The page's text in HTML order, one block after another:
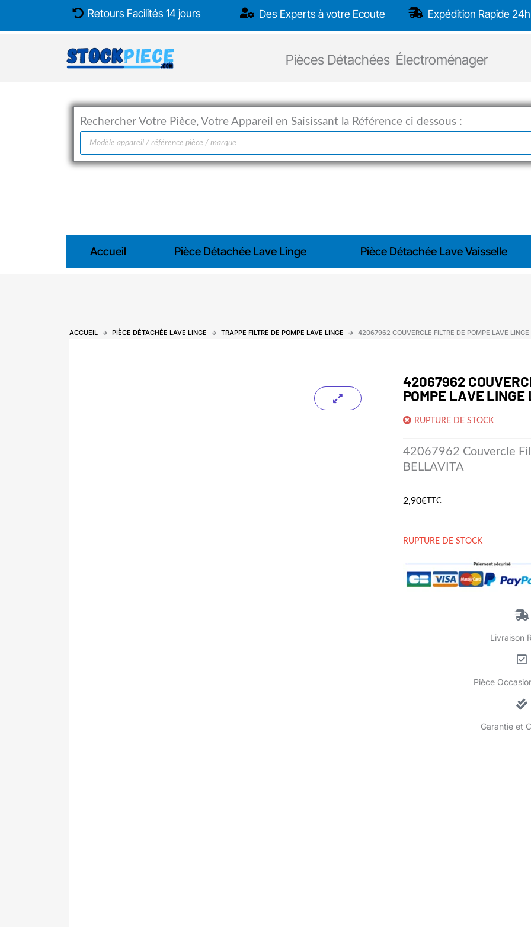
Retours Facilités 14 jours Des Experts à votre Ecoute Expédition Rapide 24h
Pièces Détachées Électroménager
Rechercher Votre Pièce, Votre Appareil en Saisissant la Référence ci dessous :
Recherche
produits
Accueil Pièce Détachée Lave Linge Pièce Détachée Lave Vaisselle
ACCUEIL PIÈCE DÉTACHÉE LAVE LINGE TRAPPE FILTRE DE POMPE LAVE LINGE 42067962 COUVERCLE FILTRE DE POMPE LAVE LINGE
42067962
POMPE LAVE
RUPTURE DE STOCK
42067962 Couvercle
BELLAVITA
2,90€TTC
RUPTURE DE STOCK
Livraison
Pièce
Garantie et